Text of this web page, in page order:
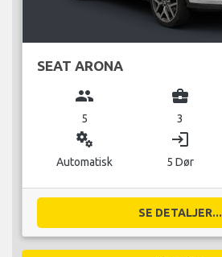
SEAT ARONA
group
5
business_center
3
miscellaneous_services
Automatisk
login
5 Dør
SE DETALJER...